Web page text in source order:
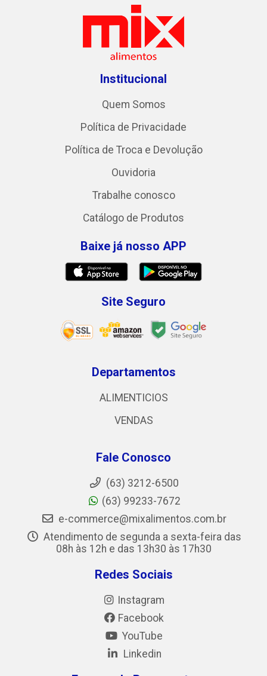
Institucional
Quem Somos
Política de Privacidade
Política de Troca e Devolução
Ouvidoria
Trabalhe conosco
Catálogo de Produtos
Baixe já nosso APP
Site Seguro
Departamentos
ALIMENTICIOS
VENDAS
Fale Conosco
(63) 3212-6500
(63) 99233-7672
e-commerce@mixalimentos.com.br
Atendimento de segunda a sexta-feira das
08h às 12h e das 13h30 às 17h30
Redes Sociais
Instagram
Facebook
YouTube
Linkedin